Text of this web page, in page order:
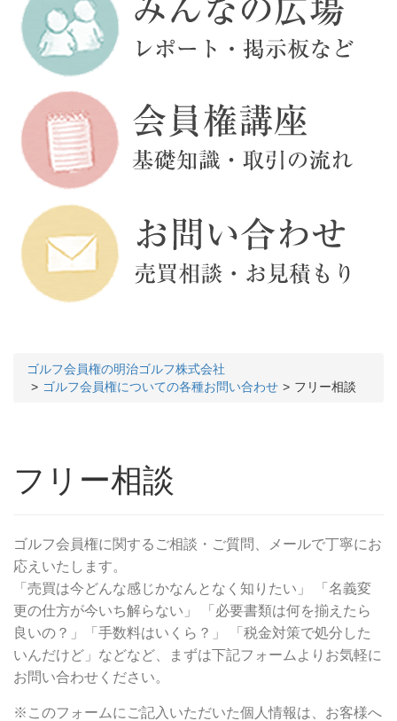
ゴルフ会員権の明治ゴルフ株式会社
ゴルフ会員権についての各種お問い合わせ
フリー相談
フリー相談
ゴルフ会員権に関するご相談・ご質問、メールで丁寧にお
応えいたします。
「売買は今どんな感じかなんとなく知りたい」 「名義変
更の仕方が今いち解らない」 「必要書類は何を揃えたら
良いの？」「手数料はいくら？」 「税金対策で処分した
いんだけど」などなど、まずは下記フォームよりお気軽に
お問い合わせください。
※このフォームにご記入いただいた個人情報は、お客様へ